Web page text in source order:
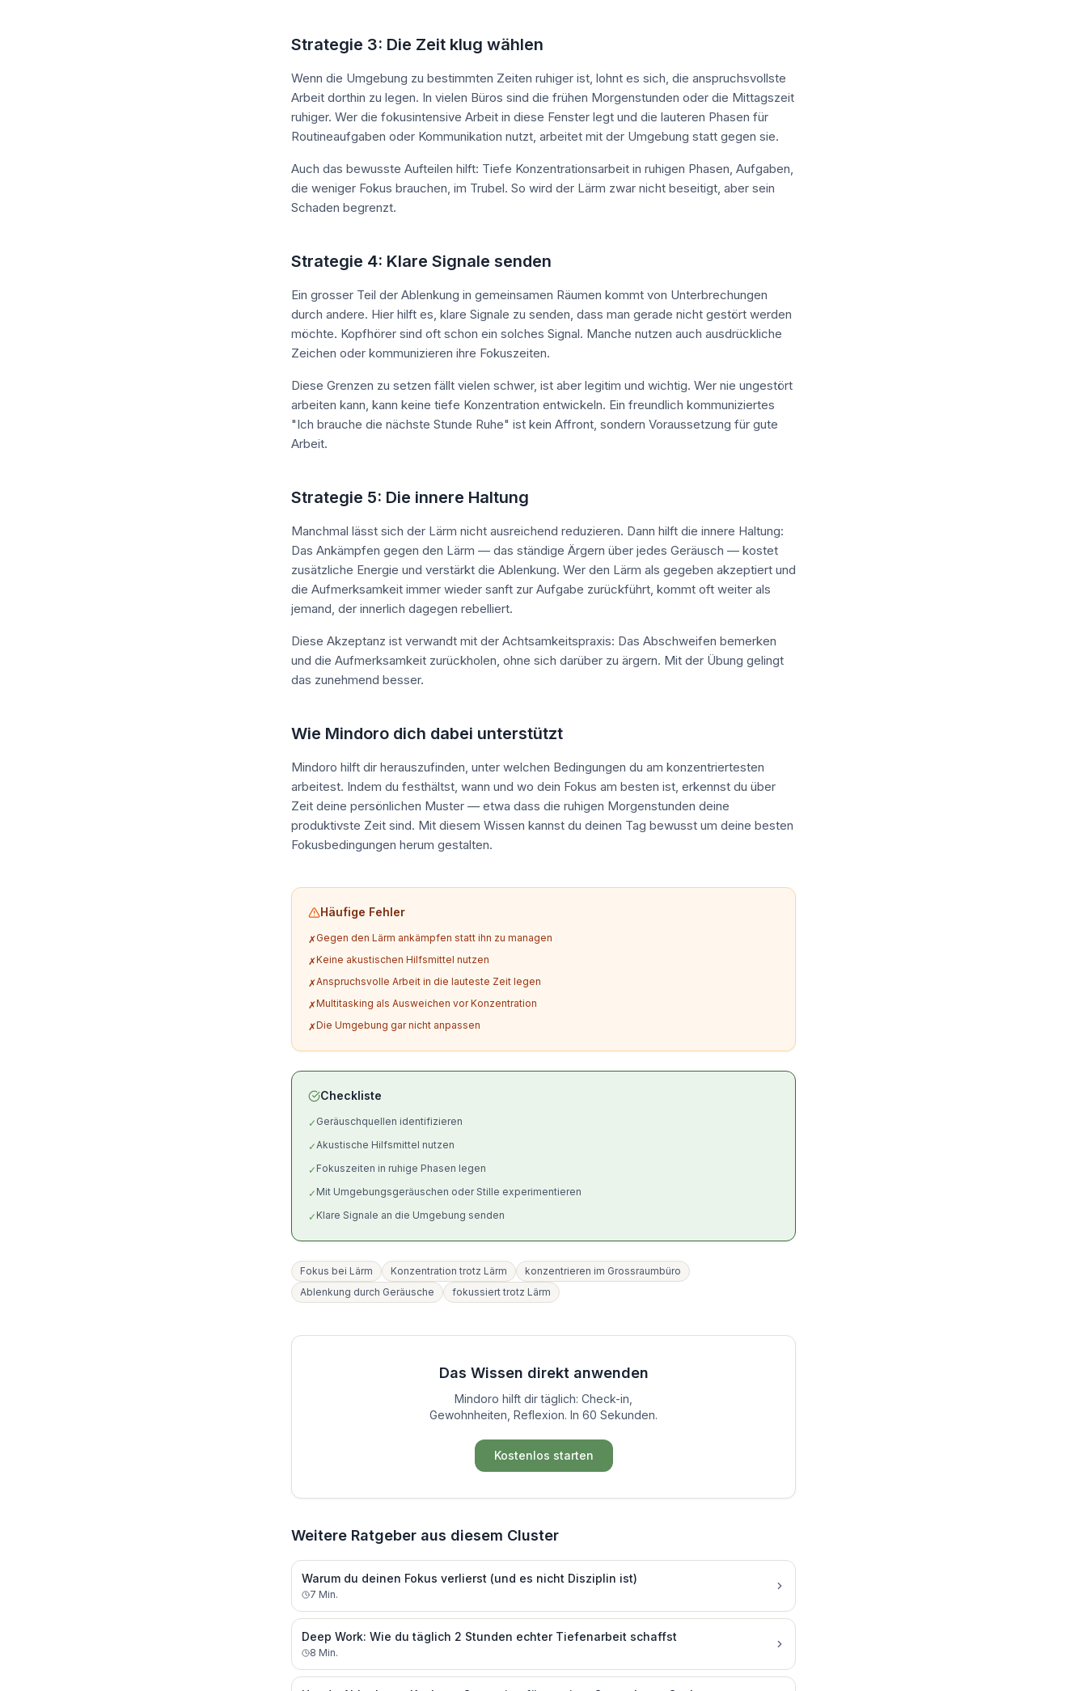
Strategie 3: Die Zeit klug wählen
Wenn die Umgebung zu bestimmten Zeiten ruhiger ist, lohnt es sich, die anspruchsvollste
Arbeit dorthin zu legen. In vielen Büros sind die frühen Morgenstunden oder die Mittagszeit
ruhiger. Wer die fokusintensive Arbeit in diese Fenster legt und die lauteren Phasen für
Routineaufgaben oder Kommunikation nutzt, arbeitet mit der Umgebung statt gegen sie.
Auch das bewusste Aufteilen hilft: Tiefe Konzentrationsarbeit in ruhigen Phasen, Aufgaben,
die weniger Fokus brauchen, im Trubel. So wird der Lärm zwar nicht beseitigt, aber sein
Schaden begrenzt.
Strategie 4: Klare Signale senden
Ein grosser Teil der Ablenkung in gemeinsamen Räumen kommt von Unterbrechungen
durch andere. Hier hilft es, klare Signale zu senden, dass man gerade nicht gestört werden
möchte. Kopfhörer sind oft schon ein solches Signal. Manche nutzen auch ausdrückliche
Zeichen oder kommunizieren ihre Fokuszeiten.
Diese Grenzen zu setzen fällt vielen schwer, ist aber legitim und wichtig. Wer nie ungestört
arbeiten kann, kann keine tiefe Konzentration entwickeln. Ein freundlich kommuniziertes
"Ich brauche die nächste Stunde Ruhe" ist kein Affront, sondern Voraussetzung für gute
Arbeit.
Strategie 5: Die innere Haltung
Manchmal lässt sich der Lärm nicht ausreichend reduzieren. Dann hilft die innere Haltung:
Das Ankämpfen gegen den Lärm — das ständige Ärgern über jedes Geräusch — kostet
zusätzliche Energie und verstärkt die Ablenkung. Wer den Lärm als gegeben akzeptiert und
die Aufmerksamkeit immer wieder sanft zur Aufgabe zurückführt, kommt oft weiter als
jemand, der innerlich dagegen rebelliert.
Diese Akzeptanz ist verwandt mit der Achtsamkeitspraxis: Das Abschweifen bemerken
und die Aufmerksamkeit zurückholen, ohne sich darüber zu ärgern. Mit der Übung gelingt
das zunehmend besser.
Wie Mindoro dich dabei unterstützt
Mindoro hilft dir herauszufinden, unter welchen Bedingungen du am konzentriertesten
arbeitest. Indem du festhältst, wann und wo dein Fokus am besten ist, erkennst du über
Zeit deine persönlichen Muster — etwa dass die ruhigen Morgenstunden deine
produktivste Zeit sind. Mit diesem Wissen kannst du deinen Tag bewusst um deine besten
Fokusbedingungen herum gestalten.
Häufige Fehler
✗Gegen den Lärm ankämpfen statt ihn zu managen
✗Keine akustischen Hilfsmittel nutzen
✗Anspruchsvolle Arbeit in die lauteste Zeit legen
✗Multitasking als Ausweichen vor Konzentration
✗Die Umgebung gar nicht anpassen
Checkliste
✓ Geräuschquellen identifizieren
✓Akustische Hilfsmittel nutzen
✓ Fokuszeiten in ruhige Phasen legen
✓ Mit Umgebungsgeräuschen oder Stille experimentieren
✓ Klare Signale an die Umgebung senden
Fokus bei Lärm Konzentration trotz Lärm
konzentrieren im Grossraumbüro
Ablenkung durch Geräusche
fokussiert trotz Lärm
Das Wissen direkt anwenden
Mindoro hilft dir täglich: Check-in,
Gewohnheiten, Reflexion. In 60 Sekunden.
Kostenlos starten
Weitere Ratgeber aus diesem Cluster
Warum du deinen Fokus verlierst (und es nicht Disziplin ist)
7 Min.
Deep Work: Wie du täglich 2 Stunden echter Tiefenarbeit schaffst
8 Min.